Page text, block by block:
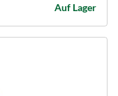
Auf Lager